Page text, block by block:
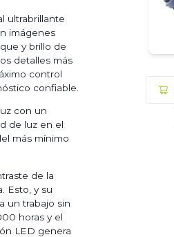
ultrabrillante
imágenes
y brillo de
detalles más
control
confiable.
con un
de luz en el
más mínimo
de la
Esto, y su
un trabajo sin
horas y el
LED genera